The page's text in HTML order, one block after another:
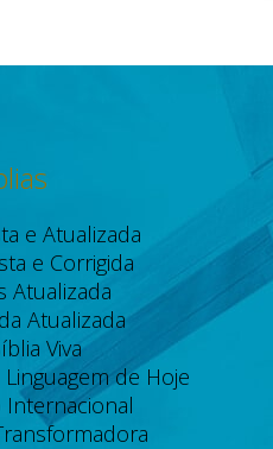
e Atualizada
e Corrigida
Atualizada
Atualizada
Viva
de Hoje
Internacional